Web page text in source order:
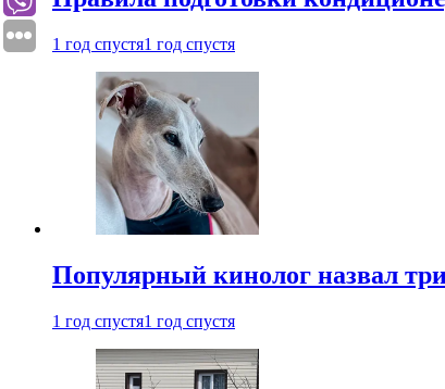
1 год спустя1 год спустя
Популярный кинолог назвал
1 год спустя1 год спустя